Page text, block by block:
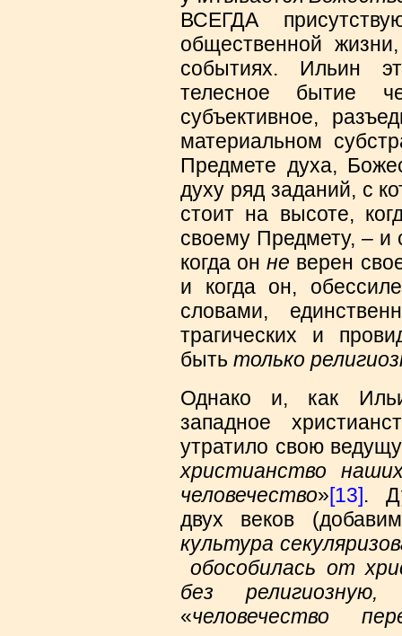
ВСЕГДА
общественной
событиях. Ильин
телесное бытие
субъективное,
материальном
Предмете духа,
духу ряд заданий, с
стоит на высоте,
своему Предмету, –
когда онне верен
и когда он,
словами,
трагических и
быть только
Однако и, как
западное
утратило свою
христианство
человечество»[13].
двух веков
культура
обособилась от
без
«человечество